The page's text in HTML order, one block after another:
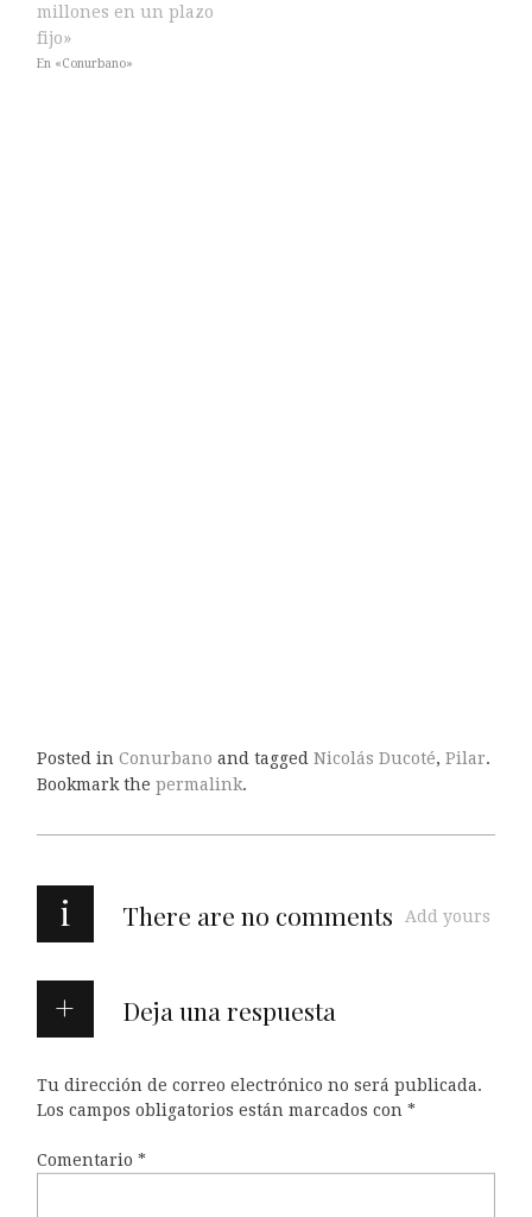
millones en un plazo
fijo»
En «Conurbano»
Posted in Conurbano and tagged Nicolás Ducoté, Pilar.
Bookmark the permalink.
i There are no comments Add yours
Deja una respuesta
Tu dirección de correo electrónico no será publicada.
Los campos obligatorios están marcados con *
Comentario *